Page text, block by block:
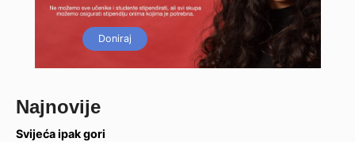
Doniraj
Najnovije
Svijeća ipak gori